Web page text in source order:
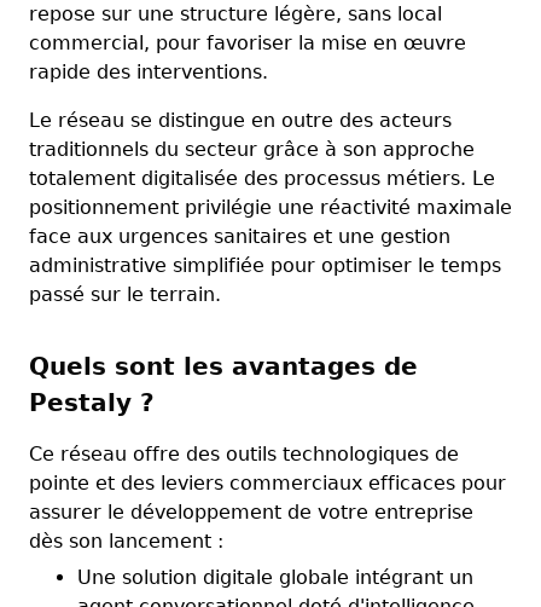
repose sur une structure légère, sans local
commercial, pour favoriser la mise en œuvre
rapide des interventions.
Le réseau se distingue en outre des acteurs
traditionnels du secteur grâce à son approche
totalement digitalisée des processus métiers. Le
positionnement privilégie une réactivité maximale
face aux urgences sanitaires et une gestion
administrative simplifiée pour optimiser le temps
passé sur le terrain.
Quels sont les avantages de
Pestaly ?
Ce réseau offre des outils technologiques de
pointe et des leviers commerciaux efficaces pour
assurer le développement de votre entreprise
dès son lancement :
Une solution digitale globale intégrant un